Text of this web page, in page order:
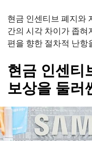
현금 인센티브 폐지와
간의 시각 차이가 좁혀
편을 향한 절차적 난항
현금 인센티
보상을 둘러